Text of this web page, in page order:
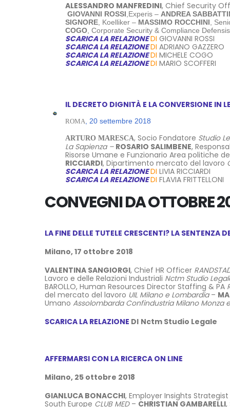
ALESSANDRO MANFREDINI, Chief Security
GIOVANNI ROSSI,Experis – ANDREA
SIGNORE, Koelliker – MASSIMO ROCCHINI,
COGO, Corporate Security & Compliance
SCARICA LA RELAZIONEDI GIOVANNI ROSSI
SCARICA LA RELAZIONEDI ADRIANO GAZZERO
SCARICA LA RELAZIONEDI MICHELE COGO
SCARICA LA RELAZIONEDI MARIO SCOFFERI
IL DECRETO DIGNITÀ E LA CONVERSIONE IN
ROMA, 20 settembre 2018
ARTURO MARESCA, Socio Fondatore Studio
La Sapienza – ROSARIO SALIMBENE,
Risorse Umane e Funzionario Area politiche
RICCIARDI, Dipartimento mercato del lavoro
SCARICA LA RELAZIONEDI LIVIA RICCIARDI
SCARICA LA RELAZIONEDI FLAVIA FRITTELLONI
CONVEGNI DA OTTOBRE
LA FINE DELLE TUTELE CRESCENTI? LA SENTENZA
Milano, 17 ottobre 2018
VALENTINA SANGIORGI, Chief HR Officer
Lavoro e delle Relazioni Industriali Nctm Studio
BAROLLO, Human Resources Director Staffing & PA
del mercato del lavoro UIL Milano e Lombardia–
Umano Assolombarda Confindustria Milano Monza
SCARICA LA RELAZIONE DI Nctm Studio Legale
AFFERMARSI CON LA RICERCA ON LINE
Milano, 25 ottobre 2018
GIANLUCA BONACCHI, Employer Insights Strategist
South Europe CLUB MED– CHRISTIAN GAMBARELLI,